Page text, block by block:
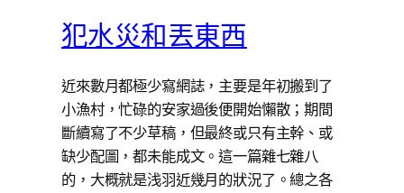
犯水災和丟東西
近來數月都極少寫網誌，主要是年初搬到了
小漁村，忙碌的安家過後便開始懶散；期間
斷續寫了不少草稿，但最終或只有主幹、或
缺少配圖，都未能成文。這一篇雜七雜八
的，大概就是浅羽近幾月的狀況了。總之各